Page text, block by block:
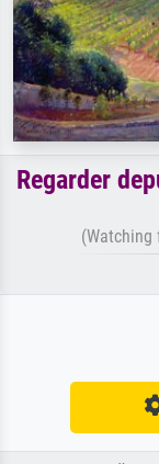
Regarder
(Watching